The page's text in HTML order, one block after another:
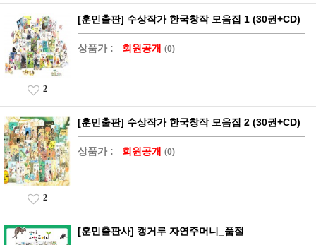
[훈민출판] 수상작가 한국창작 모음집 1 (30권+CD)
상품가 : 회원공개 (0)
2
[훈민출판] 수상작가 한국창작 모음집 2 (30권+CD)
상품가 : 회원공개 (0)
2
[훈민출판사] 캥거루 자연주머니_품절